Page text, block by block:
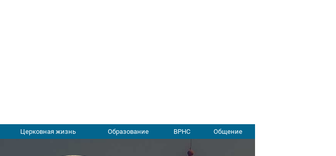
Церковная жизнь Образование ВРНС Общение